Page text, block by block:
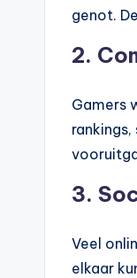
genot.
2.
Gamers
3.
Veel
elkaar